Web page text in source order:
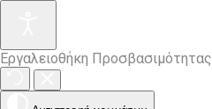
Εργαλειοθήκη Προσβασιμότητας